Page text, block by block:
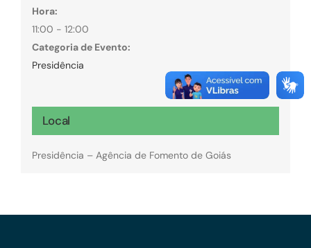
Hora:
11:00 - 12:00
Categoria de Evento:
Presidência
Local
Presidência – Agência de Fomento de Goiás